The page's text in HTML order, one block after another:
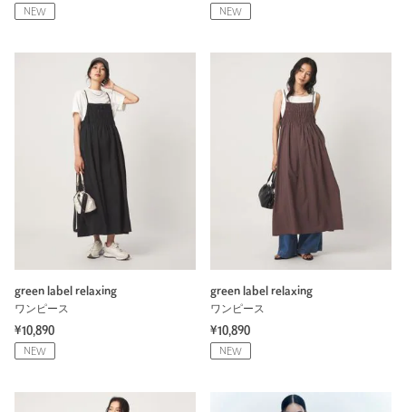
NEW NEW
green label relaxing
ワンピース
¥10,890
NEW
green label relaxing
ワンピース
¥10,890
NEW